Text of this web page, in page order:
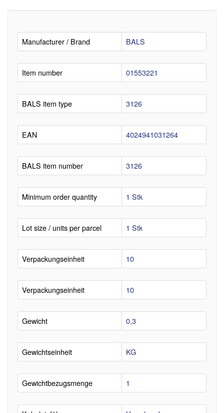
Manufacturer / Brand BALS
Item number 01553221
BALS item type 3126
EAN 4024941031264
BALS item number 3126
Minimum order quantity 1 Stk
Lot size / units per parcel 1 Stk
Verpackungseinheit 10
Verpackungseinheit 10
Gewicht 0,3
Gewichtseinheit KG
Gewichtbezugsmenge 1